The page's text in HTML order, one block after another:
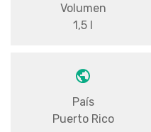
Volumen
1,5 l
País
Puerto Rico